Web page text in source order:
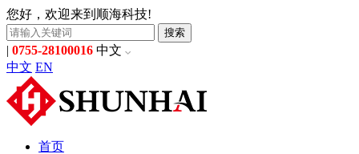
您好，欢迎来到顺海科技!
搜索
| 0755-28100016 中文
中文 EN
首页